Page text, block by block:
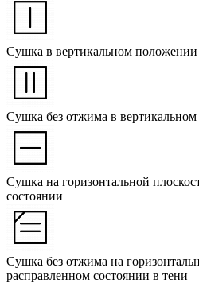
Сушка в вертикальном положении
Сушка без отжима в
Сушка на горизонтальной
состоянии
Сушка без отжима на
расправленном состоянии в тени